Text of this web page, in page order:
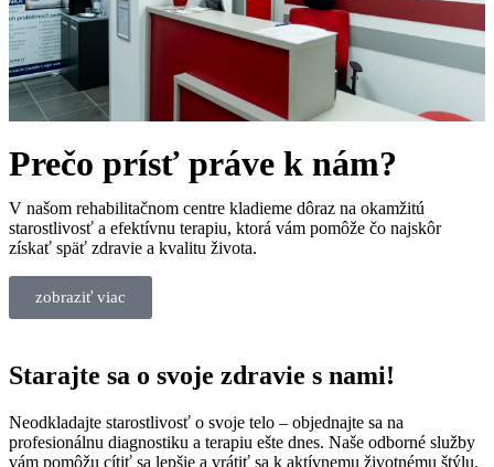
Prečo prísť práve k nám?
V našom rehabilitačnom centre kladieme dôraz na okamžitú
starostlivosť a efektívnu terapiu, ktorá vám pomôže čo najskôr
získať späť zdravie a kvalitu života.
zobraziť viac
Starajte sa o svoje zdravie s nami!
Neodkladajte starostlivosť o svoje telo – objednajte sa na
profesionálnu diagnostiku a terapiu ešte dnes. Naše odborné služby
vám pomôžu cítiť sa lepšie a vrátiť sa k aktívnemu životnému štýlu.